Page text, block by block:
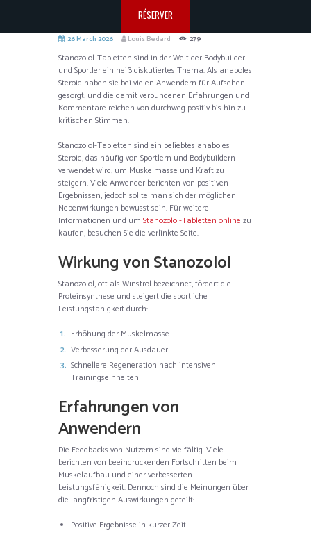
RÉSERVER
26 March 2026 Louis Bedard 279
Stanozolol-Tabletten sind in der Welt der Bodybuilder
und Sportler ein heiß diskutiertes Thema. Als anaboles
Steroid haben sie bei vielen Anwendern für Aufsehen
gesorgt, und die damit verbundenen Erfahrungen und
Kommentare reichen von durchweg positiv bis hin zu
kritischen Stimmen.
Stanozolol-Tabletten sind ein beliebtes anaboles
Steroid, das häufig von Sportlern und Bodybuildern
verwendet wird, um Muskelmasse und Kraft zu
steigern. Viele Anwender berichten von positiven
Ergebnissen, jedoch sollte man sich der möglichen
Nebenwirkungen bewusst sein. Für weitere
Informationen und um Stanozolol-Tabletten online zu
kaufen, besuchen Sie die verlinkte Seite.
Wirkung von Stanozolol
Stanozolol, oft als Winstrol bezeichnet, fördert die
Proteinsynthese und steigert die sportliche
Leistungsfähigkeit durch:
Erhöhung der Muskelmasse
Verbesserung der Ausdauer
Schnellere Regeneration nach intensiven
Trainingseinheiten
Erfahrungen von
Anwendern
Die Feedbacks von Nutzern sind vielfältig. Viele
berichten von beeindruckenden Fortschritten beim
Muskelaufbau und einer verbesserten
Leistungsfähigkeit. Dennoch sind die Meinungen über
die langfristigen Auswirkungen geteilt:
Positive Ergebnisse in kurzer Zeit